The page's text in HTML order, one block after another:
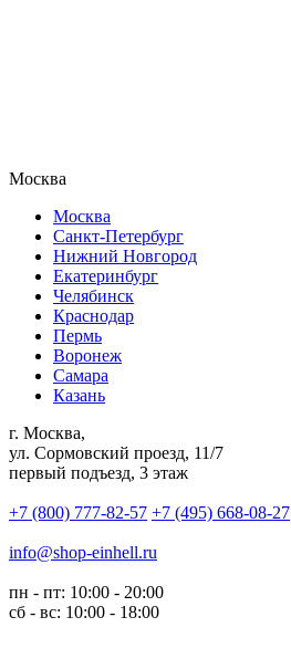
Москва
Москва
Санкт-Петербург
Нижний Новгород
Екатеринбург
Челябинск
Краснодар
Пермь
Воронеж
Самара
Казань
г. Москва,
ул. Сормовский проезд, 11/7
первый подъезд, 3 этаж
+7 (800) 777-82-57 +7 (495) 668-08-27
info@shop-einhell.ru
пн - пт: 10:00 - 20:00
сб - вс: 10:00 - 18:00